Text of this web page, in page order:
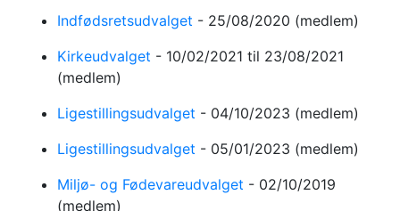
Indfødsretsudvalget - 25/08/2020 (medlem)
Kirkeudvalget - 10/02/2021 til 23/08/2021
(medlem)
Ligestillingsudvalget - 04/10/2023 (medlem)
Ligestillingsudvalget - 05/01/2023 (medlem)
Miljø- og Fødevareudvalget - 02/10/2019
(medlem)